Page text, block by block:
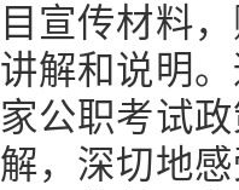
目宣传材料
讲解和说明
家公职考试
解，深切地